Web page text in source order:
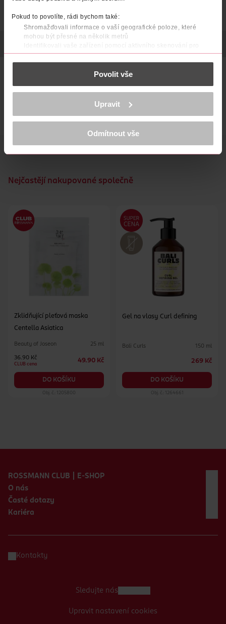
Pokud to povolíte, rádi bychom také:
Shromažďovali informace o vaší geografické poloze, které
mohou být přesné na několik metrů
Identifikovali vaše zařízení pomocí aktivního skenování pro
konkrétní charakteristiky (otisk prstu)
Zjistěte více o tom, jak zpracováváme vaše osobní údaje, a nastavte
části s podrobnostmi . Svůj souhlas můžete kdykoliv
K provozu stránek, personalizaci obsahu a reklam, funkcí sociálních
médií, analýze návštěvnosti, které mohou nést osobní údaje.
Více najdete vprohlášení o ochraně osobních údajů.
Děkujeme za pochopení. >více o cookies<
Povolit vše
Upravit
Odmítnout vše
POČET
Náhradní hlavice pro Flawless Finishing Touch Pedi. Sada
obsahuje dvě hrubé válečkové hlavice k odstranění mozolů a
odumřelé kůže a 1 jemnou hlavici pro zaleštění a každodenní
Hrubá hlavice: Slouží k odstranění hrubé a odumřelé kůže.
Jemná hlavice: Zanechá pokožku chodidel jemnou na dotek.
Nejčastějí nakupované společně
Zklidňující pleťová maska
Centella Asiatica
Beauty of Joseon 25 ml
36.90 Kč
CLUB cena
49.90 Kč
DO KOŠÍKU
Obj. č.: 1205800
Gel na vlasy Curl defining
Bali Curls 150 ml
269 Kč
DO KOŠÍKU
Obj. č.: 1264661
ROSSMANN CLUB | E-SHOP
O nás
Časté dotazy
Kariéra
Kontakty
Sledujte nás
Upravit nastavení cookies